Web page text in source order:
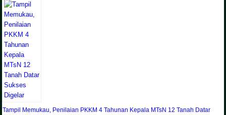
Tampil Memukau, Penilaian PKKM 4 Tahunan Kepala MTsN 12 Tanah Datar